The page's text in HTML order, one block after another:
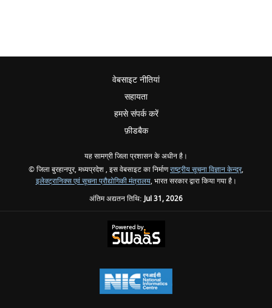
वेबसाइट नीतियां
सहायता
हमसे संपर्क करें
फ़ीडबैक
यह सामग्री जिला प्रशासन के अधीन है।
© जिला बुरहानपुर, मध्यप्रदेश , इस वेबसाइट का निर्माणराष्ट्रीय सूचना विज्ञान केन्द्र,
इलेक्ट्रानिक्स एवं सूचना प्रौद्योगिकी मंत्रालय, भारत सरकार द्वारा किया गया है।
अंतिम अद्यतन तिथि:Jul 31, 2026